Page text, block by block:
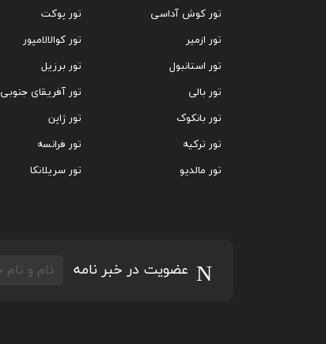
تور کوش آداسی
تور ازمیر
تور استانبول
تور بالی
تور بانکوک
تور ترکیه
تور مالدیو
تور پوکت
تور کوالالامپور
تور برزیل
تور آفریقای جنوبی
تور ژاپن
تور فرانسه
تور سریلانکا
عضویت در خبر نامه